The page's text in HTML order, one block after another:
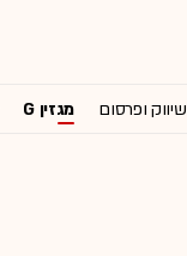
שיווק ופרסום מגזין G